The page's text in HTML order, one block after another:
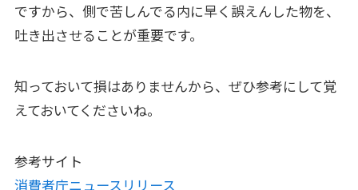
ですから、側で苦しんでる内に早く誤えんした物を、
吐き出させることが重要です。
知っておいて損はありませんから、ぜひ参考にして覚
えておいてくださいね。
参考サイト
消費者庁ニュースリリース